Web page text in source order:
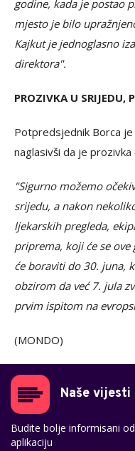
godine, kada je postao
mjesto je bilo
Kajkut je jednoglasno
direktora".
PROZIVKA U SRIJEDU,
Potpredsjednik Borca je
naglasivši da je
"Sigurno možemo
srijedu, a nakon
ljekarskih pregleda,
priprema, koji će se
će boraviti do 30. juna,
obzirom da već 7. jula
prvim ispitom na
(MONDO)
Naše vijesti
Budite bolje informisani
aplikaciju